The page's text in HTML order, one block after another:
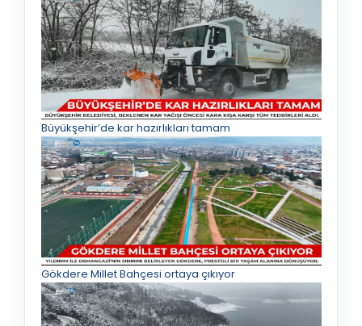
Büyükşehir’de kar hazırlıkları tamam
Gökdere Millet Bahçesi ortaya çıkıyor